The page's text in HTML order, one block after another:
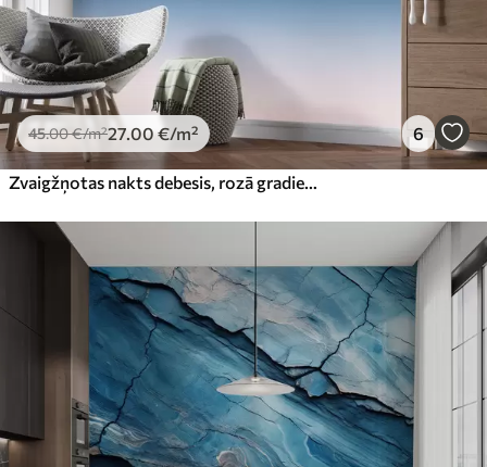
45.00€/m²27.00€/m² 6